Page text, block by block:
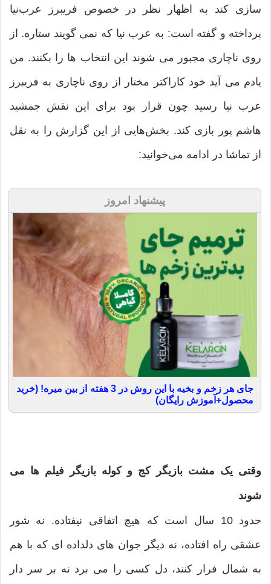
سازی کند به اظهار نظر در خصوص فریبرز عرب‌نیا
پرداخته و گفته است: به عرب نیا که نمی گویند ستاره. از
روی ناچاری مجبور می شوند این انتخاب ها را بکنند. من
یادم می آید خود کاراکتر مختار از روی ناچاری به فریبرز
عرب نیا رسید چون قرار بود برای این نقش جمشید
هاشم پور بازی کند. بخش‌هایی از این گزارش را به نقل
از تماشا در ادامه می‌خوانید:
پیشنهاد امروز
جای هر زخم و بخیه با این روش در 3 هفته از بین میره! (خرید
محصول+آموزش رایگان)
وقتی یک مشت بازیگر کج و کوله بازیگر فیلم ها می
شوند
حدود 10 سال است که هیچ اتفاقی نیفتاده. نه شور
عشقی راه افتاده، نه دیگر جوان های دلداده ای که با هم
به شمال فرار کنند، دل کسی را می برد نه بر سر دار